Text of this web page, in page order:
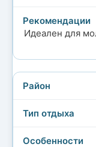
Идеален для